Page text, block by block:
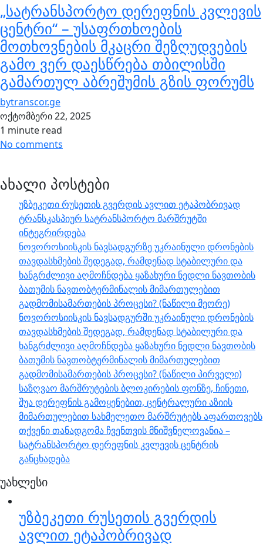
„სატრანსპორტო დერეფნის კვლევის
ცენტრი“ – უსაფრთხოების
მოთხოვნების მკაცრი შეზღუდვების
გამო ვერ დაესწრება თბილისში
გამართულ აბრეშუმის გზის ფორუმს
bytranscor.ge
ოქტომბერი 22, 2025
1 minute read
No comments
ახალი პოსტები
უზბეკეთი რუსეთის გვერდის ავლით ეტაპობრივად
ტრანსკასპიურ სატრანსპორტო მარშრუტში
ინტეგრირდება
ნოვოროსიისკის ნავსადგურზე უკრაინული დრონების
თავდასხმების შედეგად, რამდენად სტაბილური და
ხანგრძლივი აღმოჩნდება ყაზახური ნედლი ნავთობის
ბათუმის ნავთობტერმინალის მიმართულებით
გადმომისამართების პროცესი? (ნაწილი მეორე)
ნოვოროსიისკის ნავსადგურში უკრაინული დრონების
თავდასხმების შედეგად, რამდენად სტაბილური და
ხანგრძლივი აღმოჩნდება ყაზახური ნედლი ნავთობის
ბათუმის ნავთობტერმინალის მიმართულებით
გადმომისამართების პროცესი? (ნაწილი პირველი)
საზღვაო მარშრუტების ბლოკირების ფონზე, ჩინეთი,
შუა დერეფნის გამოყენებით, ცენტრალური აზიის
მიმართულებით სახმელეთო მარშრუტებს აფართოვებს
თქვენი თანადგომა ჩვენთვის მნიშვნელოვანია –
სატრანსპორტო დერეფნის კვლევის ცენტრის
განცხადება
უახლესი
უზბეკეთი რუსეთის გვერდის
ავლით ეტაპობრივად